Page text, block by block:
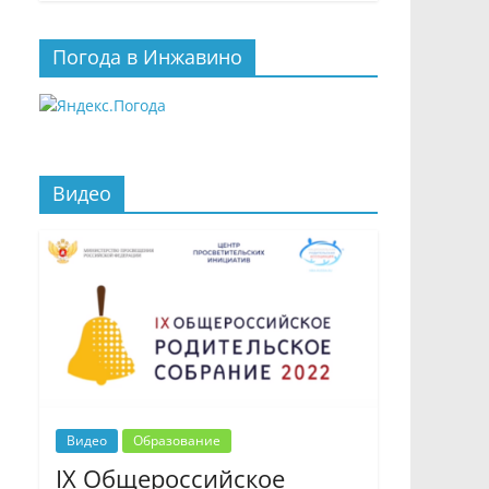
Погода в Инжавино
Видео
Видео Образование
IX Общероссийское